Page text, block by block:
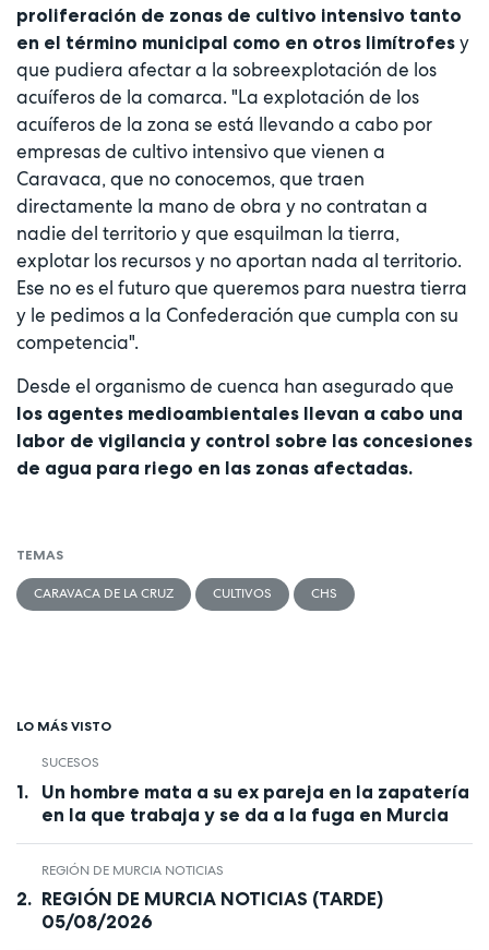
proliferación de zonas de cultivo intensivo tanto
en el término municipal como en otros limítrofes y
que pudiera afectar a la sobreexplotación de los
acuíferos de la comarca. "La explotación de los
acuíferos de la zona se está llevando a cabo por
empresas de cultivo intensivo que vienen a
Caravaca, que no conocemos, que traen
directamente la mano de obra y no contratan a
nadie del territorio y que esquilman la tierra,
explotar los recursos y no aportan nada al territorio.
Ese no es el futuro que queremos para nuestra tierra
y le pedimos a la Confederación que cumpla con su
competencia".
Desde el organismo de cuenca han asegurado que
los agentes medioambientales llevan a cabo una
labor de vigilancia y control sobre las concesiones
de agua para riego en las zonas afectadas.
TEMAS
CARAVACA DE LA CRUZ CULTIVOS CHS
LO MÁS VISTO
SUCESOS
Un hombre mata a su ex pareja en la zapatería
en la que trabaja y se da a la fuga en Murcia
REGIÓN DE MURCIA NOTICIAS
REGIÓN DE MURCIA NOTICIAS (TARDE)
05/08/2026